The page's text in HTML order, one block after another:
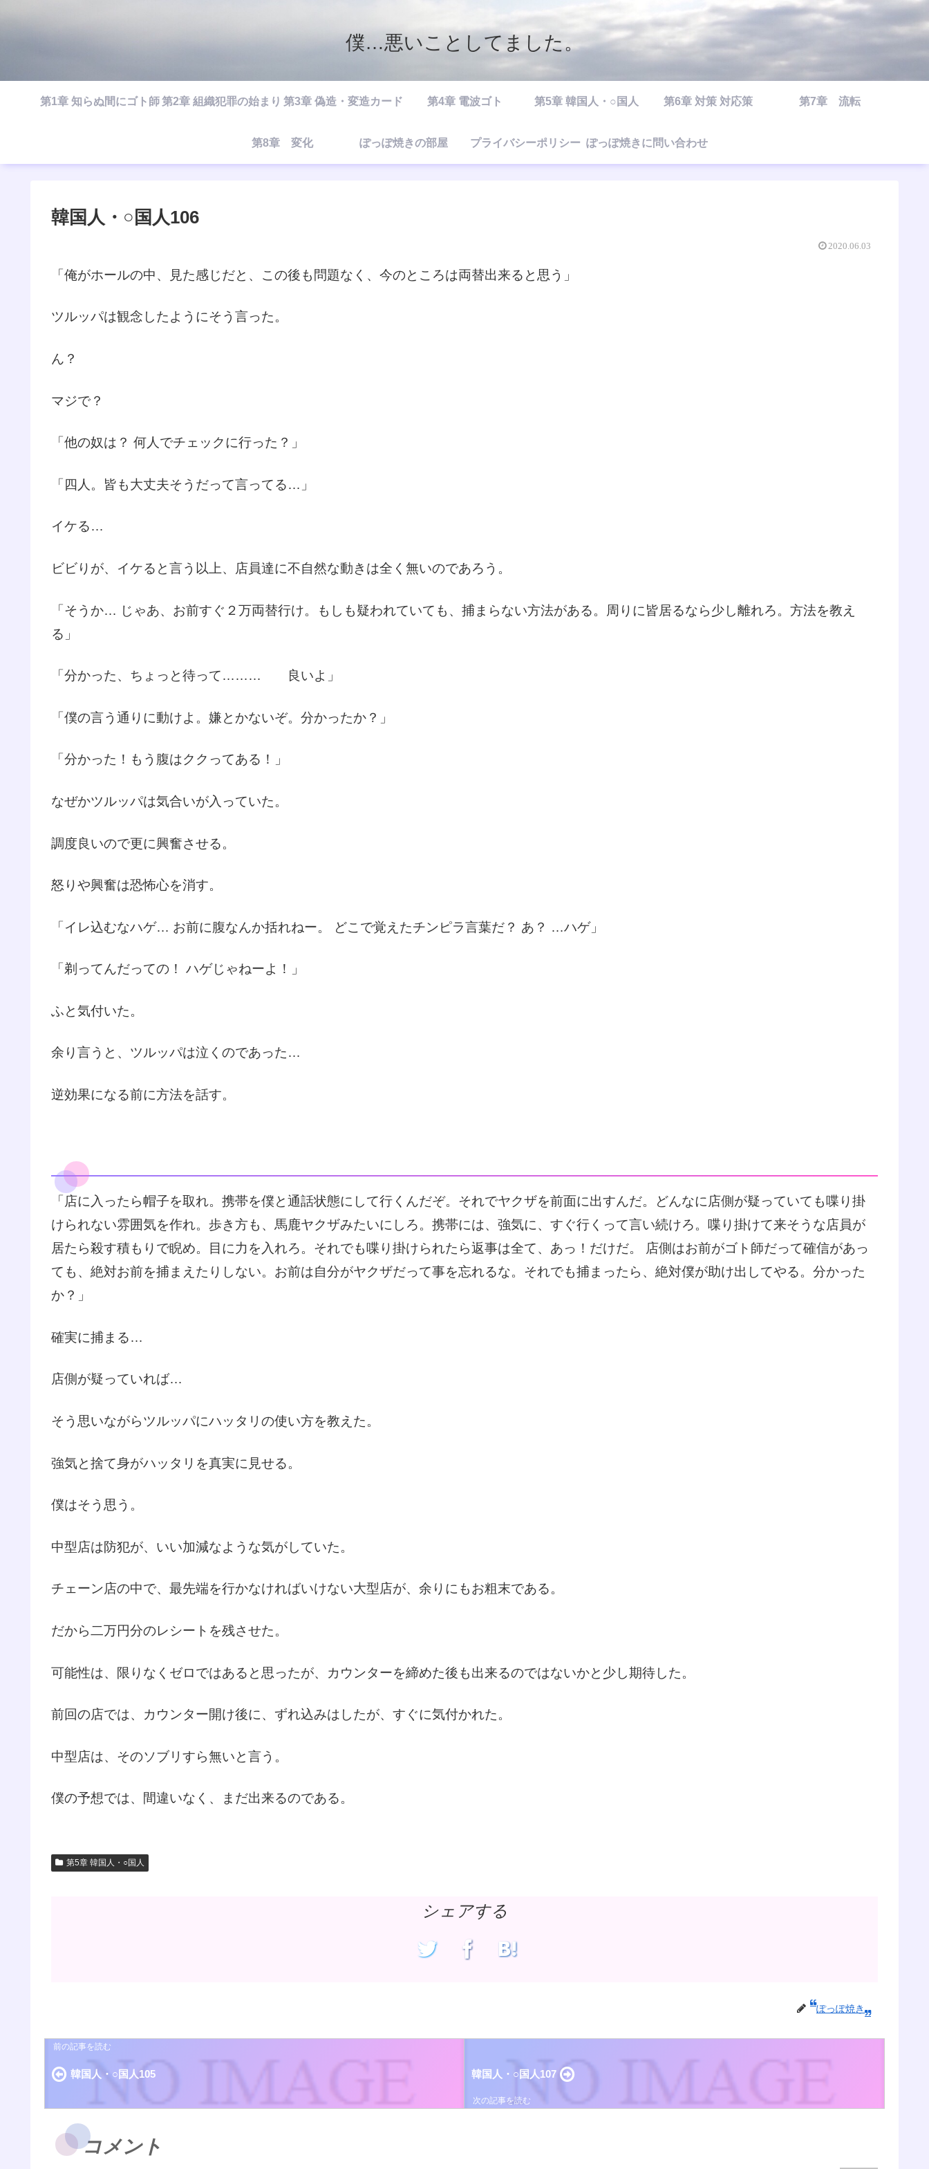
僕…悪いことしてました。
第1章 知らぬ間にゴト師 第2章 組織犯罪の始まり 第3章 偽造・変造カード 第4章 電波ゴト 第5章 韓国人・○国人 第6章 対策 対応策 第7章 流転
第8章 変化 ぽっぽ焼きの部屋 プライバシーポリシー ぽっぽ焼きに問い合わせ
韓国人・○国人106
2020.06.03
「俺がホールの中、見た感じだと、この後も問題なく、今のところは両替出来ると思う」
ツルッパは観念したようにそう言った。
ん？
マジで？
「他の奴は？ 何人でチェックに行った？」
「四人。皆も大丈夫そうだって言ってる…」
イケる…
ビビりが、イケると言う以上、店員達に不自然な動きは全く無いのであろう。
「そうか… じゃあ、お前すぐ２万両替行け。もしも疑われていても、捕まらない方法がある。周りに皆居るなら少し離れろ。方法を教え
る」
「分かった、ちょっと待って……… 良いよ」
「僕の言う通りに動けよ。嫌とかないぞ。分かったか？」
「分かった！もう腹はククってある！」
なぜかツルッパは気合いが入っていた。
調度良いので更に興奮させる。
怒りや興奮は恐怖心を消す。
「イレ込むなハゲ… お前に腹なんか括れねー。 どこで覚えたチンピラ言葉だ？ あ？ …ハゲ」
「剃ってんだっての！ ハゲじゃねーよ！」
ふと気付いた。
余り言うと、ツルッパは泣くのであった…
逆効果になる前に方法を話す。
「店に入ったら帽子を取れ。携帯を僕と通話状態にして行くんだぞ。それでヤクザを前面に出すんだ。どんなに店側が疑っていても喋り掛
けられない雰囲気を作れ。歩き方も、馬鹿ヤクザみたいにしろ。携帯には、強気に、すぐ行くって言い続けろ。喋り掛けて来そうな店員が
居たら殺す積もりで睨め。目に力を入れろ。それでも喋り掛けられたら返事は全て、あっ！だけだ。 店側はお前がゴト師だって確信があっ
ても、絶対お前を捕まえたりしない。お前は自分がヤクザだって事を忘れるな。それでも捕まったら、絶対僕が助け出してやる。分かった
か？」
確実に捕まる…
店側が疑っていれば…
そう思いながらツルッパにハッタリの使い方を教えた。
強気と捨て身がハッタリを真実に見せる。
僕はそう思う。
中型店は防犯が、いい加減なような気がしていた。
チェーン店の中で、最先端を行かなければいけない大型店が、余りにもお粗末である。
だから二万円分のレシートを残させた。
可能性は、限りなくゼロではあると思ったが、カウンターを締めた後も出来るのではないかと少し期待した。
前回の店では、カウンター開け後に、ずれ込みはしたが、すぐに気付かれた。
中型店は、そのソブリすら無いと言う。
僕の予想では、間違いなく、まだ出来るのである。
第5章 韓国人・○国人
シェアする
ぽっぽ焼き
韓国人・○国人105 韓国人・○国人107
コメント